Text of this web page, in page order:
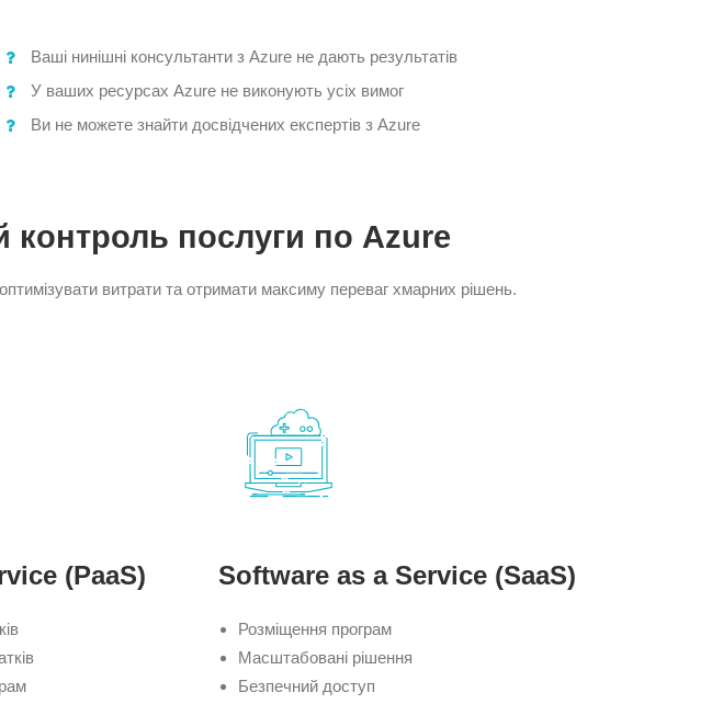
Ваші нинішні консультанти з Azure не дають результатів
У ваших ресурсах Azure не виконують усіх вимог
Ви не можете знайти досвідчених експертів з Azure
контроль послуги по Azure
витрати та отримати максиму переваг хмарних рішень.
(PaaS) Software as a Service (SaaS)
Розміщення програм
Масштабовані рішення
Безпечний доступ